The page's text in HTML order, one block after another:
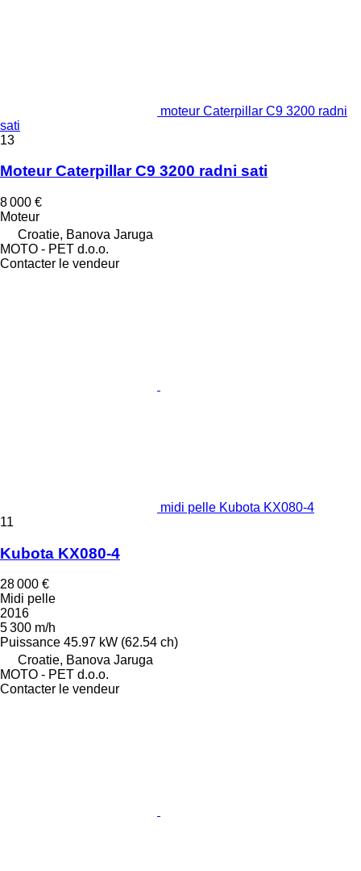
moteur Caterpillar C9 3200 radni
sati
13
Moteur Caterpillar C9 3200 radni sati
8 000 €
Moteur
Croatie, Banova Jaruga
MOTO - PET d.o.o.
Contacter le vendeur
midi pelle Kubota KX080-4
11
Kubota KX080-4
28 000 €
Midi pelle
2016
5 300 m/h
Puissance 45.97 kW (62.54 ch)
Croatie, Banova Jaruga
MOTO - PET d.o.o.
Contacter le vendeur